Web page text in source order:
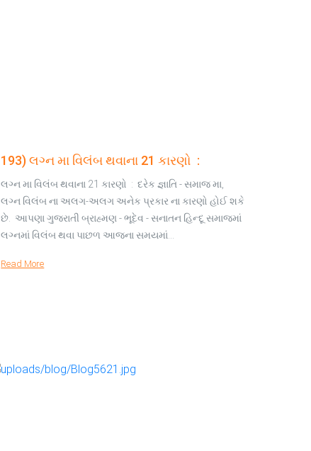
193) લગ્ન મા વિલંબ થવાના 21 કારણો :
લગ્ન મા વિલંબ થવાના 21 કારણો : દરેક જ્ઞાતિ - સમાજ મા,
લગ્ન વિલંબ ના અલગ-અલગ અનેક પ્રકાર ના કારણો હોઈ શકે
છે. આપણા ગુજરાતી બ્રાહ્મણ - ભૂદેવ - સનાતન હિન્દૂ સમાજમાં
લગ્નમાં વિલંબ થવા પાછળ આજના સમયમાં…
Read More